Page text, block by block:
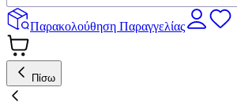
Παρακολούθηση Παραγγελίας
Πίσω